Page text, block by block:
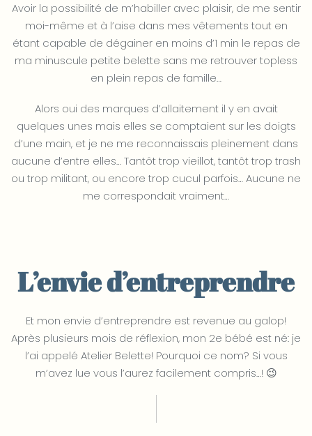
Avoir la possibilité de m’habiller avec plaisir, de me sentir
moi-même et à l’aise dans mes vêtements tout en
étant capable de dégainer en moins d’1 min le repas de
ma minuscule petite belette sans me retrouver topless
en plein repas de famille…
Alors oui des marques d’allaitement il y en avait
quelques unes mais elles se comptaient sur les doigts
d’une main, et je ne me reconnaissais pleinement dans
aucune d’entre elles… Tantôt trop vieillot, tantôt trop trash
ou trop militant, ou encore trop cucul parfois… Aucune ne
me correspondait vraiment…
L’envie d’entreprendre
Et mon envie d’entreprendre est revenue au galop!
Après plusieurs mois de réflexion, mon 2e bébé est né: je
l’ai appelé Atelier Belette! Pourquoi ce nom? Si vous
m’avez lue vous l’aurez facilement compris…! 😉